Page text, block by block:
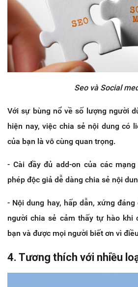
Seo và Social
Với sự bùng nổ về số lượng người
hiện nay, việc chia sẻ nội dung có
của bạn là vô cùng quan trọng.
- Cài đầy đủ add-on của các
phép độc giả dễ dàng chia sẻ nội
- Nội dung hay, hấp dẫn, xứng
người chia sẻ cảm thấy tự hào khi
bạn và được mọi người biết ơn vì
4. Tương thích với nhiều